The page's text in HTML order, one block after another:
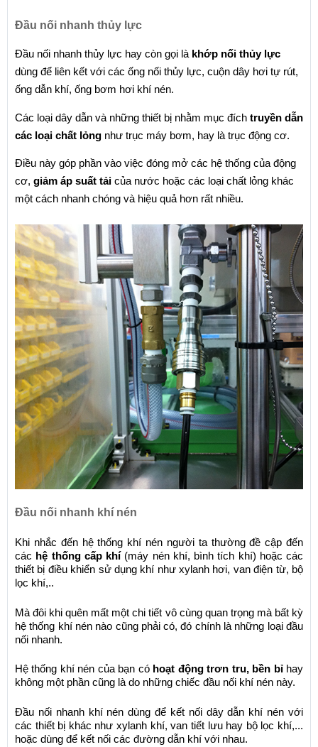
Đầu nối nhanh thủy lực
Đầu nối nhanh thủy lực hay còn gọi là khớp nối thủy lực
dùng để liên kết với các ống nối thủy lực, cuộn dây hơi tự rút,
ống dẫn khí, ống bơm hơi khí nén.
Các loại dây dẫn và những thiết bị nhằm mục đích truyền dẫn
các loại chất lỏng như trục máy bơm, hay là trục động cơ.
Điều này góp phần vào việc đóng mở các hệ thống của động
cơ, giảm áp suất tải của nước hoặc các loại chất lỏng khác
một cách nhanh chóng và hiệu quả hơn rất nhiều.
Đầu nối nhanh khí nén
Khi nhắc đến hệ thống khí nén người ta thường đề cập đến
các hệ thống cấp khí (máy nén khí, bình tích khí) hoặc các
thiết bị điều khiển sử dụng khí như xylanh hơi, van điện từ, bộ
lọc khí,..
Mà đôi khi quên mất một chi tiết vô cùng quan trọng mà bất kỳ
hệ thống khí nén nào cũng phải có, đó chính là những loại đầu
nối nhanh.
Hệ thống khí nén của bạn có hoạt động trơn tru, bền bỉ hay
không một phần cũng là do những chiếc đầu nối khí nén này.
Đầu nối nhanh khí nén dùng để kết nối dây dẫn khí nén với
các thiết bị khác như xylanh khí, van tiết lưu hay bộ lọc khí,...
hoặc dùng để kết nối các đường dẫn khí với nhau.